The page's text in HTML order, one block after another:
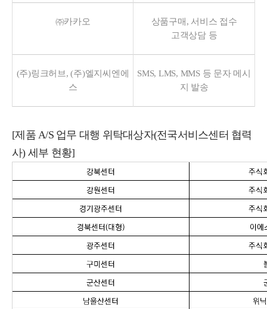
㈜카카오
상품구매, 서비스 접수
고객상담 등
(주)링크허브, (주)엘지씨엔에
스
SMS, LMS, MMS 등 문자 메시
지 발송
[제품 A/S 업무 대행 위탁대상자(전국서비스센터 협력
사) 세부 현황]